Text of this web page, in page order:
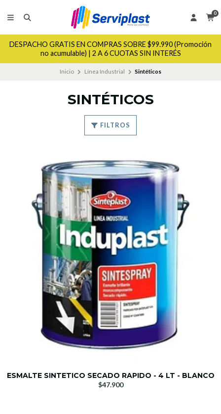
0
DESPACHO GRATIS EN COMPRAS SOBRE $99.990 (Promoción
no acumulable) | 2 A 6 CUOTAS SIN INTERÉS
Inicio Línea Industrial Sintéticos
SINTÉTICOS
FILTROS
ESMALTE SINTETICO SECADO RAPIDO - 4 LT - BLANCO
$47.900